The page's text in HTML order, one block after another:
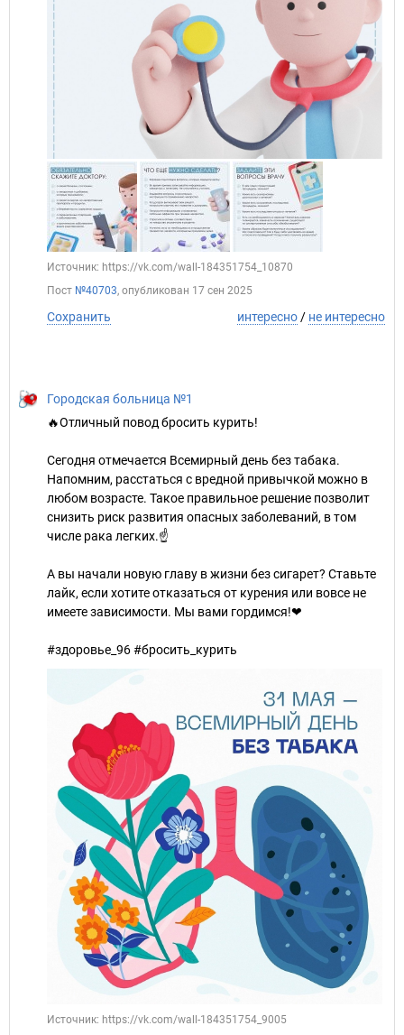
Источник: https://vk.com/wall-184351754_10870
Пост №40703, опубликован 17 сен 2025
Сохранить интересно / не интересно
Городская больница №1
🔥Отличный повод бросить курить!
Сегодня отмечается Всемирный день без табака.
Напомним, расстаться с вредной привычкой можно в
любом возрасте. Такое правильное решение позволит
снизить риск развития опасных заболеваний, в том
числе рака легких.☝
А вы начали новую главу в жизни без сигарет? Ставьте
лайк, если хотите отказаться от курения или вовсе не
имеете зависимости. Мы вами гордимся!❤
#здоровье_96 #бросить_курить
Источник: https://vk.com/wall-184351754_9005